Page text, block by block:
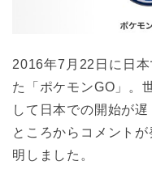
2016年7月22日に日
た「ポケモンGO」。
して日本での開始が
ところからコメント
明しました。